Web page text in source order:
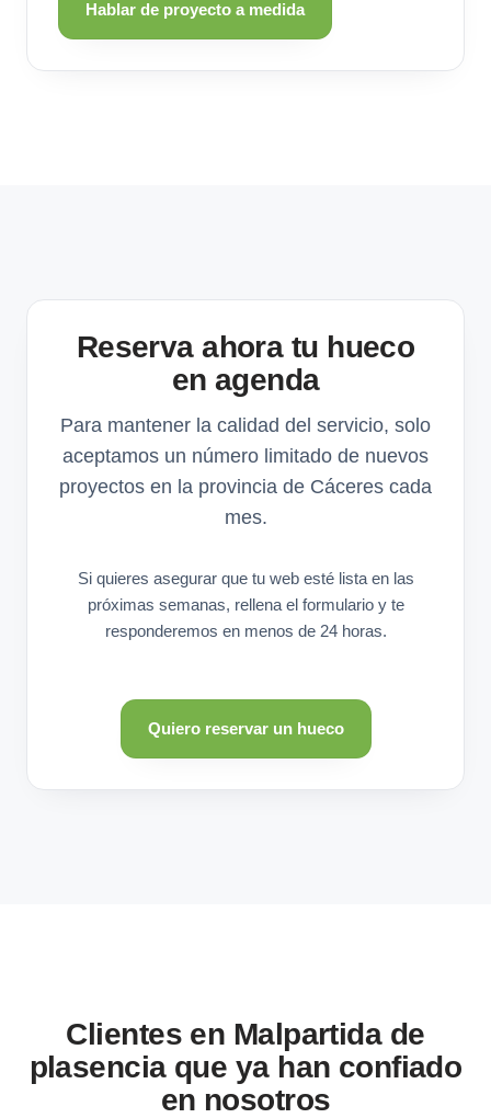
Hablar de proyecto a medida
Reserva ahora tu hueco
en agenda
Para mantener la calidad del servicio, solo
aceptamos un número limitado de nuevos
proyectos en la provincia de Cáceres cada
mes.
Si quieres asegurar que tu web esté lista en las
próximas semanas, rellena el formulario y te
responderemos en menos de 24 horas.
Quiero reservar un hueco
Clientes en Malpartida de
plasencia que ya han confiado
en nosotros